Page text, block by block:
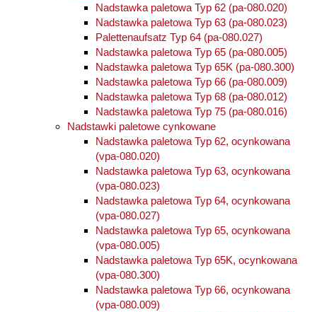
Nadstawka paletowa Typ 62 (pa-080.020)
Nadstawka paletowa Typ 63 (pa-080.023)
Palettenaufsatz Typ 64 (pa-080.027)
Nadstawka paletowa Typ 65 (pa-080.005)
Nadstawka paletowa Typ 65K (pa-080.300)
Nadstawka paletowa Typ 66 (pa-080.009)
Nadstawka paletowa Typ 68 (pa-080.012)
Nadstawka paletowa Typ 75 (pa-080.016)
Nadstawki paletowe cynkowane
Nadstawka paletowa Typ 62, ocynkowana
(vpa-080.020)
Nadstawka paletowa Typ 63, ocynkowana
(vpa-080.023)
Nadstawka paletowa Typ 64, ocynkowana
(vpa-080.027)
Nadstawka paletowa Typ 65, ocynkowana
(vpa-080.005)
Nadstawka paletowa Typ 65K, ocynkowana
(vpa-080.300)
Nadstawka paletowa Typ 66, ocynkowana
(vpa-080.009)